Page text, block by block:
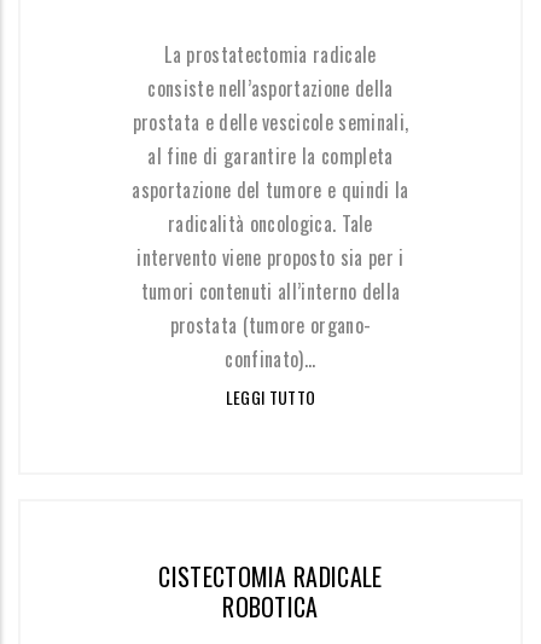
La prostatectomia radicale
consiste nell’asportazione della
prostata e delle vescicole seminali,
al fine di garantire la completa
asportazione del tumore e quindi la
radicalità oncologica. Tale
intervento viene proposto sia per i
tumori contenuti all’interno della
prostata (tumore organo-
confinato)...
LEGGI TUTTO
CISTECTOMIA RADICALE
ROBOTICA